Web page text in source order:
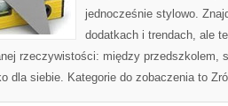
jednocześnie stylowo.
dodatkach i trendach, ale
rzeczywistości: między przedszkolem,
dla siebie. Kategorie do zobaczenia to